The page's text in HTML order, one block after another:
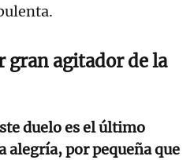
gran agitador de la
duelo es el último
alegría, por pequeña que